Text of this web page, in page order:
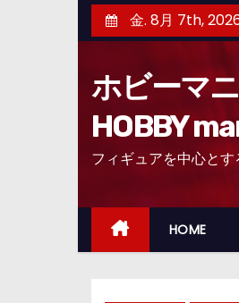
ン
ッ
金. 8月 7th,
ホビーマ
HOBBY
フィギュアを中心と
HOME